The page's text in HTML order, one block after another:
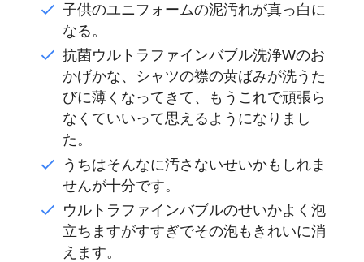
子供のユニフォームの泥汚れが真っ白に
なる。
抗菌ウルトラファインバブル洗浄Wのお
かげかな、シャツの襟の黄ばみが洗うた
びに薄くなってきて、もうこれで頑張ら
なくていいって思えるようになりまし
た。
うちはそんなに汚さないせいかもしれま
せんが十分です。
ウルトラファインバブルのせいかよく泡
立ちますがすすぎでその泡もきれいに消
えます。